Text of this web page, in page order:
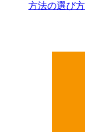
方法の選び方